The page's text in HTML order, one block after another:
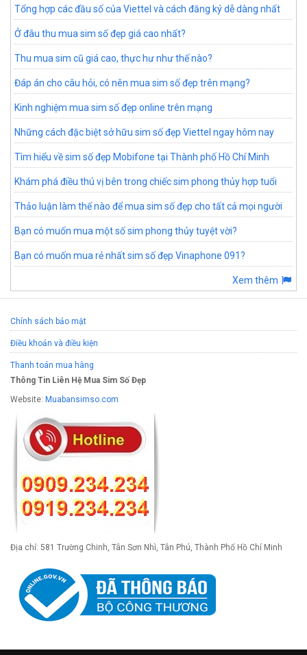
Tổng hợp các đầu số của Viettel và cách đăng ký dễ dàng nhất
Ở đâu thu mua sim số đẹp giá cao nhất?
Thu mua sim cũ giá cao, thực hư như thế nào?
Đáp án cho câu hỏi, có nên mua sim số đẹp trên mạng?
Kinh nghiệm mua sim số đẹp online trên mạng
Những cách đặc biệt sở hữu sim số đẹp Viettel ngay hôm nay
Tìm hiểu về sim số đẹp Mobifone tại Thành phố Hồ Chí Minh
Khám phá điều thú vị bên trong chiếc sim phong thủy hợp tuổi
Thảo luận làm thế nào để mua sim số đẹp cho tất cả mọi người
Bạn có muốn mua một số sim phong thủy tuyệt vời?
Bạn có muốn mua rẻ nhất sim số đẹp Vinaphone 091?
Xem thêm
Chính sách bảo mật
Điều khoản và điều kiện
Thanh toán mua hàng
Thông Tin Liên Hệ Mua Sim Số Đẹp
Website: Muabansimso.com
Địa chỉ: 581 Trường Chinh, Tân Sơn Nhì, Tân Phú, Thành Phố Hồ Chí Minh